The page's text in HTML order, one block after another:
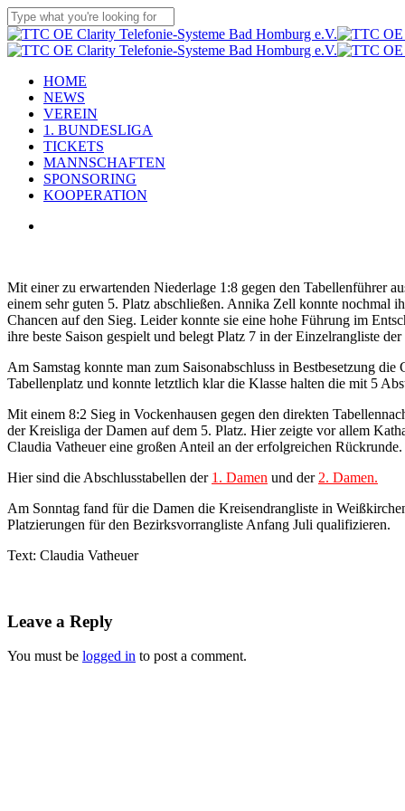
Skip
to
main
Close
Search
Menu
HOME
NEWS
VEREIN
1. BUNDESLIGA
TICKETS
MANNSCHAFTEN
SPONSORING
KOOPERATION
Mit einer zu erwartenden Niederlage 1:8 gegen den Tabellenführer
einem sehr guten 5. Platz abschließen. Annika Zell konnte nochmal
Chancen auf den Sieg. Leider konnte sie eine hohe Führung im
ihre beste Saison gespielt und belegt Platz 7 in der Einzelrangliste
Am Samstag konnte man zum Saisonabschluss in Bestbesetzung
Tabellenplatz und konnte letztlich klar die Klasse halten die mit 5
Mit einem 8:2 Sieg in Vockenhausen gegen den direkten
der Kreisliga der Damen auf dem 5. Platz. Hier zeigte vor allem
Claudia Vatheuer eine großen Anteil an der erfolgreichen
Hier sind die Abschlusstabellen der 1. Damen und der 2. Damen.
Am Sonntag fand für die Damen die Kreisendrangliste in
Platzierungen für den Bezirksvorrangliste Anfang Juli qualifizieren.
Text: Claudia Vatheuer
Leave a Reply
You must be logged in to post a comment.